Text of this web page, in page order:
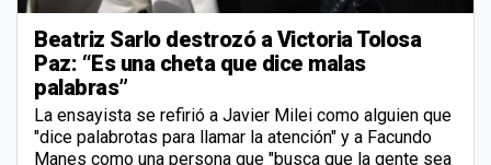
Beatriz Sarlo destrozó a Victoria Tolosa
Paz: “Es una cheta que dice malas
palabras”
La ensayista se refirió a Javier Milei como alguien que
"dice palabrotas para llamar la atención" y a Facundo
Manes como una persona que "busca que la gente sea